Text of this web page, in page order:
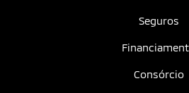
Seguros
Consórcio